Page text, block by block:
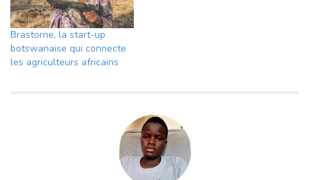
Brastorne, la start-up
botswanaise qui connecte
les agriculteurs africains